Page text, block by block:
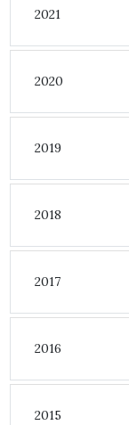
2021
2020
2019
2018
2017
2016
2015